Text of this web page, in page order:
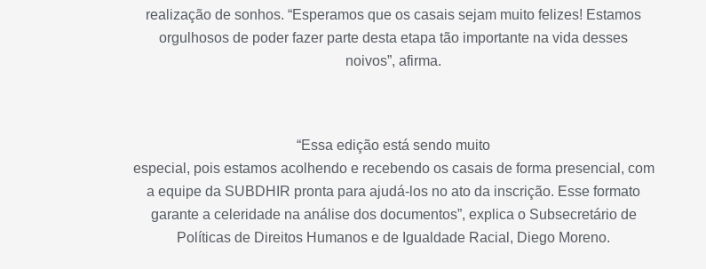
realização de sonhos. “Esperamos que os casais sejam muito felizes! Estamos
orgulhosos de poder fazer parte desta etapa tão importante na vida desses
noivos”, afirma.
“Essa edição está sendo muito
especial, pois estamos acolhendo e recebendo os casais de forma presencial, com
a equipe da SUBDHIR pronta para ajudá-los no ato da inscrição. Esse formato
garante a celeridade na análise dos documentos”, explica o Subsecretário de
Políticas de Direitos Humanos e de Igualdade Racial, Diego Moreno.